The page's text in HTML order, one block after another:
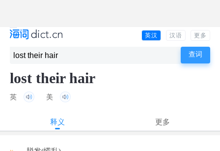
英汉 汉语 更多
lost their hair
英 美
释义 更多